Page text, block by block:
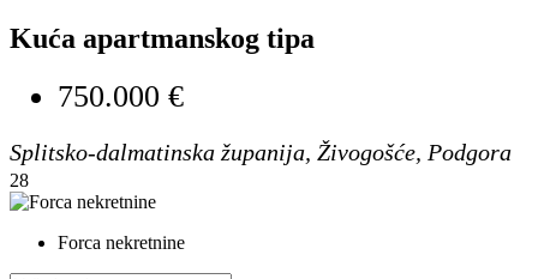
Kuća apartmanskog tipa
750.000 €
Splitsko-dalmatinska županija, Živogošće, Podgora
28
Forca nekretnine